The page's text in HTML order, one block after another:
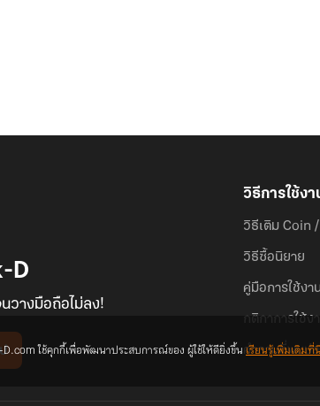
D
วางมือถือไม่ลง!
วิธีการใช้งา
วิธีเติม Coin /
วิธีซื้อนิยาย
คู่มือการใช้งา
กติกาการใช้ง
คำถามที่พบบ่อย
ใช้คุกกี้เพื่อพัฒนาประสบการณ์ของ ผู้ใช้ให้ดียิ่งขึ้นเรียนรู้เพิ่มเติมที่